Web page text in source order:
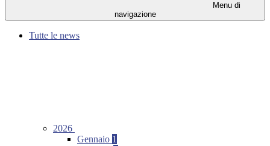
Menu di
navigazione
Tutte le news
2026
Gennaio 1